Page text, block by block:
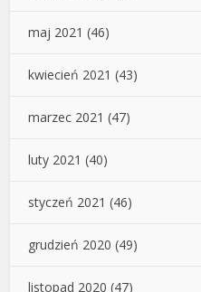
maj 2021 (46)
kwiecień 2021 (43)
marzec 2021 (47)
luty 2021 (40)
styczeń 2021 (46)
grudzień 2020 (49)
listopad 2020 (47)